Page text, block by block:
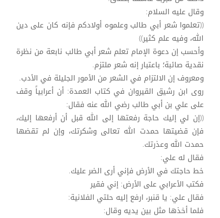
وقال عليه السلام:
((تعلموا شعر أبي طالب وعلموه أولادكم فإنه كان على دين
الله، وفيه علم كثير))
وأحسب إن دعوة الإمام تعلم شعر أبي طالب نابعة من نظرة
نقدية صائبة؛ باعتبار إنه شعر ملتزم.
ومعروف إن الالتزام في الشعر من الأمور الجليلة في الأدب.
روى ابن رشيق القيروان في كتاب العمدة: أن أعرابياً وقف
على علي بن أبي طالب رضي الله عنه فقال:
((إن لي إليك حاجة رفعتها إلى الله قبل أن أرفعها إليك،
فإن قضيتها حمدت الله تعالى وشكرتك، وإن لم تقضها
حمدت الله وعذرتك.
فقال له علي:
خط حاجتك في الأرض فإني أرى الضر عليك.
فكتب الأعرابي على الأرض: إني فقير
فقال علي: يا قنبر، ارفع إليه حلتي الفلانية:
فلما أخذها مثل بين يديه وقال: